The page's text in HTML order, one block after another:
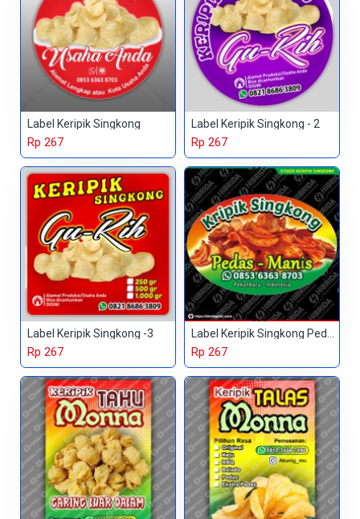
Label Keripik Singkong
Rp 267
Label Keripik Singkong - 2
Rp 267
Label Keripik Singkong -3
Rp 267
Label Keripik Singkong Pedas Manis
Rp 267